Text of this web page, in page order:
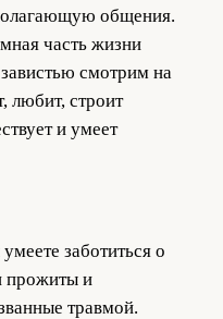
общения.
часть жизни
смотрим на
любит, строит
и умеет
заботиться о
прожиты и
травмой.